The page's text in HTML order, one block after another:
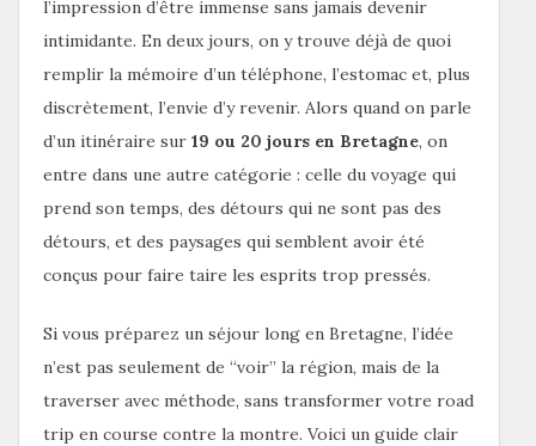
l’impression d’être immense sans jamais devenir
intimidante. En deux jours, on y trouve déjà de quoi
remplir la mémoire d’un téléphone, l’estomac et, plus
discrètement, l’envie d’y revenir. Alors quand on parle
d’un itinéraire sur 19 ou 20 jours en Bretagne, on
entre dans une autre catégorie : celle du voyage qui
prend son temps, des détours qui ne sont pas des
détours, et des paysages qui semblent avoir été
conçus pour faire taire les esprits trop pressés.
Si vous préparez un séjour long en Bretagne, l’idée
n’est pas seulement de “voir” la région, mais de la
traverser avec méthode, sans transformer votre road
trip en course contre la montre. Voici un guide clair